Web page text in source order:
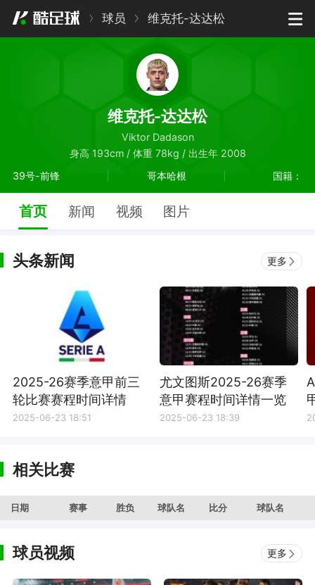
球员 维克托-达达松
维克托-达达松
Viktor Dadason
身高 193cm / 体重 78kg / 出生年 2008
39号-前锋
哥本哈根 国籍：
首页 新闻 视频 图片
头条新闻 更多
2025-26赛季意甲前三
轮比赛赛程时间详情
2025-06-23 18:51
尤文图斯2025-26赛季
意甲赛程时间详情一览
2025-06-23 18:39
相关比赛
日期 赛事 胜负 球队名 比分 球队名
球员视频 更多